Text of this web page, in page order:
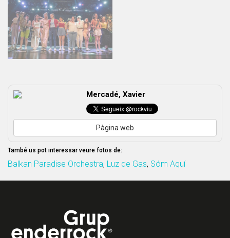
Mercadé, Xavier
Pàgina web
També us pot interessar veure fotos de:
Balkan Paradise Orchestra, Luz de Gas, Sóm Aquí